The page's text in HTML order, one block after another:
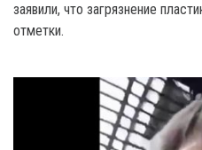
заявили, что загрязнение
отметки.